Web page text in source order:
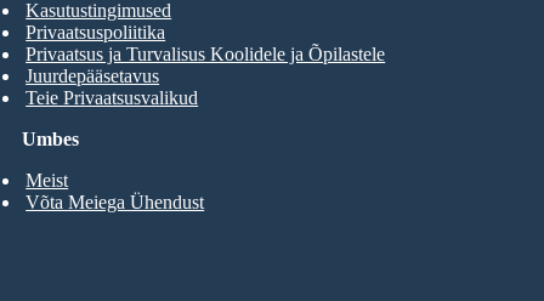
Umbes
Meist
Võta Meiega Ühendust
Kasutustingimused
Privaatsuspoliitika
Privaatsus ja Turvalisus Koolidele ja Õpilastele
Juurdepääsetavus
Teie Privaatsusvalikud